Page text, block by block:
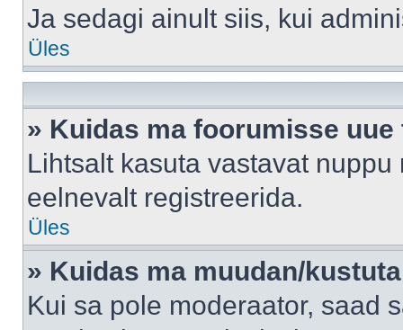
Ja sedagi ainult siis, kui
Üles
» Kuidas ma foorumisse uue
Lihtsalt kasuta vastavat
eelnevalt registreerida.
Üles
» Kuidas ma muudan/
Kui sa pole moderaator, saad